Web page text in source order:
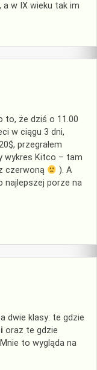
w IX wieku tak im
to, że dziś o 11.00
w ciągu 3 dni,
przegrałem
wykres Kitco – tam
czerwoną
). A
najlepszej porze na
dwie klasy: te gdzie
oraz te gdzie
to wygląda na